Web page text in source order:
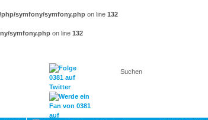
php/symfony/symfony.php on line 132
symfony.php on line 132
KONTAKT